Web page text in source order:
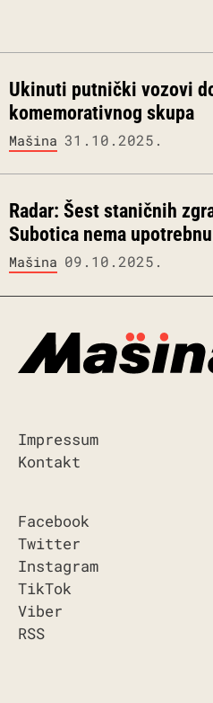
Ukinuti putnički vozovi
komemorativnog skupa
Mašina 31.10.2025.
Radar: Šest staničnih
Subotica nema
Mašina 09.10.2025.
Impressum
Kontakt
Facebook
Twitter
Instagram
TikTok
Viber
RSS